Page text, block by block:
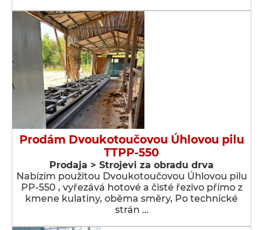
Prodám Dvoukotoučovou Úhlovou pilu
TTPP-550
Prodaja > Strojevi za obradu drva
Nabízím použitou Dvoukotoučovou Úhlovou pilu
PP-550 , vyřezává hotové a čisté řezivo přímo z
kmene kulatiny, oběma směry, Po technické
strán …